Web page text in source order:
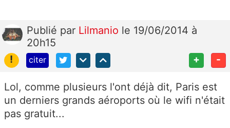
Publié par Lilmanio le 19/06/2014 à
20h15
!
citer + -
Lol, comme plusieurs l'ont déjà dit, Paris est
un derniers grands aéroports où le wifi n'était
pas gratuit...